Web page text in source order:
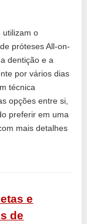
utilizam o
próteses All-on-
dentição e a
por vários dias
técnica
opções entre si,
preferir em uma
mais detalhes
e
de